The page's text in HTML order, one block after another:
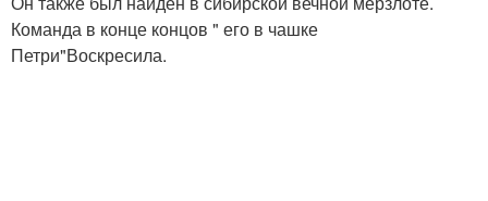
Команда в конце концов " его в чашке
Петри"Воскресила.